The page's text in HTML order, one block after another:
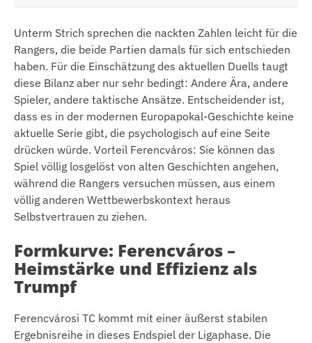
Unterm Strich sprechen die nackten Zahlen leicht für die
Rangers, die beide Partien damals für sich entschieden
haben. Für die Einschätzung des aktuellen Duells taugt
diese Bilanz aber nur sehr bedingt: Andere Ära, andere
Spieler, andere taktische Ansätze. Entscheidender ist,
dass es in der modernen Europapokal-Geschichte keine
aktuelle Serie gibt, die psychologisch auf eine Seite
drücken würde. Vorteil Ferencváros: Sie können das
Spiel völlig losgelöst von alten Geschichten angehen,
während die Rangers versuchen müssen, aus einem
völlig anderen Wettbewerbskontext heraus
Selbstvertrauen zu ziehen.
Formkurve: Ferencváros –
Heimstärke und Effizienz als
Trumpf
Ferencvárosi TC kommt mit einer äußerst stabilen
Ergebnisreihe in dieses Endspiel der Ligaphase. Die